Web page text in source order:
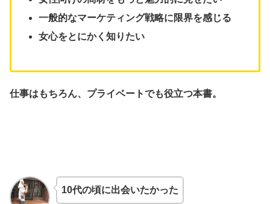
一般的なマーケティング戦略に限界を感じる
女心をとにかく知りたい
仕事はもちろん、プライベートでも役立つ本書。
10代の頃に出会いたかった